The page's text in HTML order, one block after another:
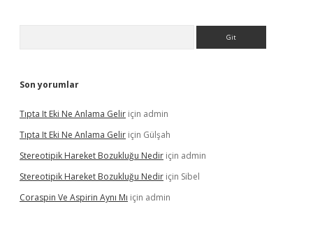
Son yorumlar
Tıpta It Eki Ne Anlama Gelir için admin
Tıpta It Eki Ne Anlama Gelir için Gülşah
Stereotipik Hareket Bozukluğu Nedir için admin
Stereotipik Hareket Bozukluğu Nedir için Sibel
Coraspin Ve Aspirin Aynı Mı için admin